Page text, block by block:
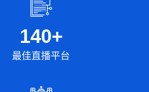
140+
最佳直播平台